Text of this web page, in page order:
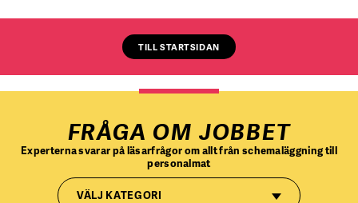
TILL STARTSIDAN
FRÅGA OM JOBBET
Experterna svarar på läsarfrågor om allt från schemaläggning till
personalmat
VÄLJ KATEGORI